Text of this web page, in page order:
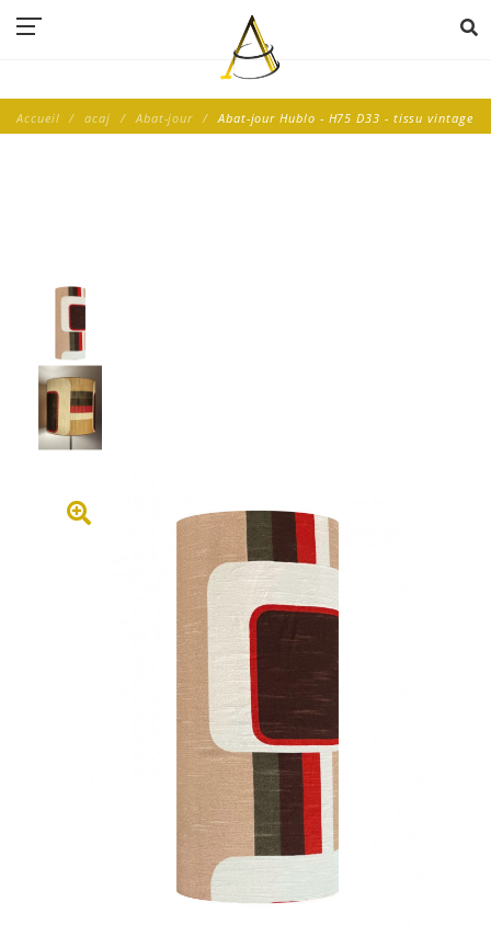
Accueil acaj Abat-jour Abat-jour Hublo - H75 D33 - tissu vintage